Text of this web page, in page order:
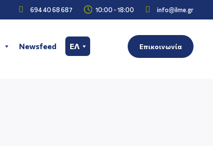
 694 40 68 687  10:00 - 18:00  info@ilme.gr
Newsfeed ΕΛ Επικοινωνία